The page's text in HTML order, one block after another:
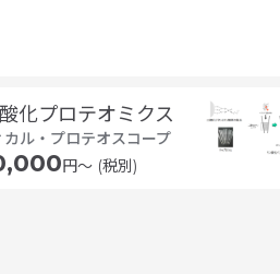
化プロテオミクス
カル・プロテオスコープ
円〜 (税別)